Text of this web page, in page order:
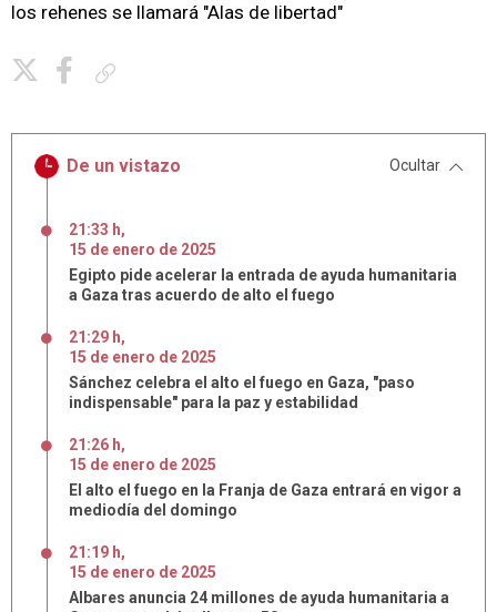
los rehenes se llamará "Alas de libertad"
De un vistazo Ocultar
21:33 h,
15 de enero de 2025
Egipto pide acelerar la entrada de ayuda humanitaria
a Gaza tras acuerdo de alto el fuego
21:29 h,
15 de enero de 2025
Sánchez celebra el alto el fuego en Gaza, "paso
indispensable" para la paz y estabilidad
21:26 h,
15 de enero de 2025
El alto el fuego en la Franja de Gaza entrará en vigor a
mediodía del domingo
21:19 h,
15 de enero de 2025
Albares anuncia 24 millones de ayuda humanitaria a